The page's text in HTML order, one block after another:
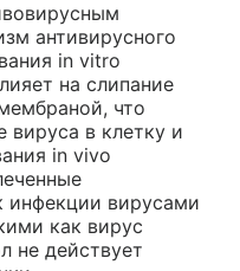
антивирусного
in vitro
на слипание
что
вируса в клетку и
in vivo
инфекции вирусами
как вирус
не действует